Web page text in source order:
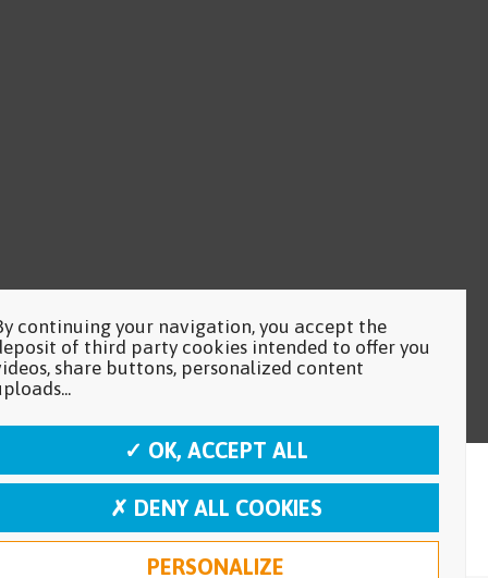
continuing your navigation, you accept the
of third party cookies intended to offer you
share buttons, personalized content
✓ OK, ACCEPT ALL
✗ DENY ALL COOKIES
PERSONALIZE